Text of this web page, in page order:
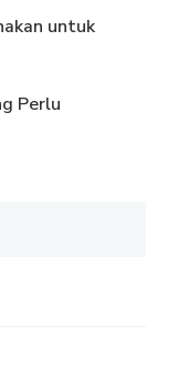
untuk
Perlu